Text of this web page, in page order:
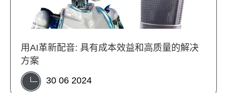
用AI革新配音: 具有成本效益和高质量的解决
方案
30 06 2024